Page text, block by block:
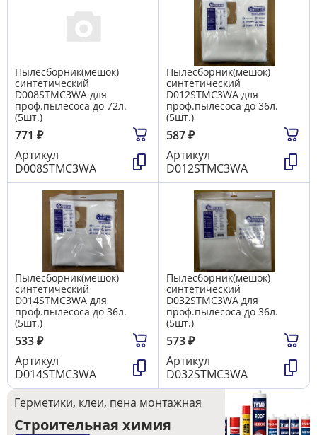
Пылесборник(мешок)
синтетический
D008STMC3WA для
проф.пылесоса до 72л.
(5шт.)
771 ₽
Артикул
D008STMC3WA
Пылесборник(мешок)
синтетический
D012STMC3WA для
проф.пылесоса до 36л.
(5шт.)
587₽
Артикул
D012STMC3WA
Пылесборник(мешок)
синтетический
D014STMC3WA для
проф.пылесоса до 36л.
(5шт.)
533₽
Артикул
D014STMC3WA
Пылесборник(мешок)
синтетический
D032STMC3WA для
проф.пылесоса до 36л.
(5шт.)
573₽
Артикул
D032STMC3WA
Герметики, клеи, пена монтажная
Строительная химия